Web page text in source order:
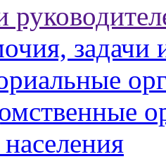
задачи